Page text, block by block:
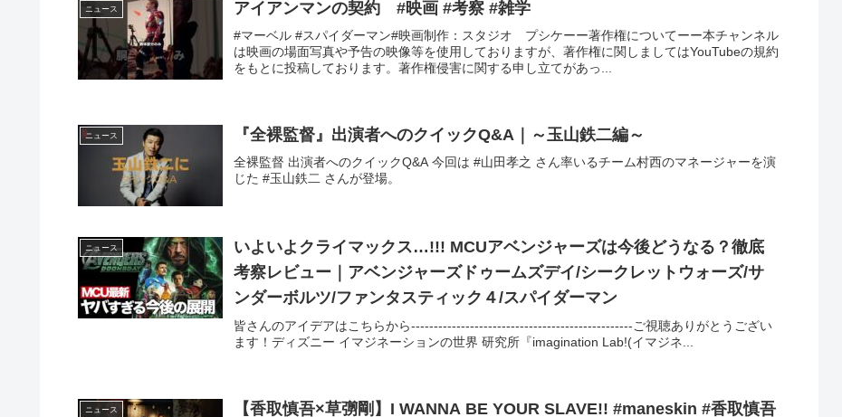
ニュース アイアンマンの契約 #映画 #考察 #雑学
#マーベル #スパイダーマン#映画制作：スタジオ プシケーー著作権についてーー本チャンネル
は映画の場面写真や予告の映像等を使用しておりますが、著作権に関しましてはYouTubeの規約
をもとに投稿しております。著作権侵害に関する申し立てがあっ...
ニュース 『全裸監督』出演者へのクイックQ&A｜～玉山鉄二編～
全裸監督 出演者へのクイックQ&A 今回は #山田孝之 さん率いるチーム村西のマネージャーを演
じた #玉山鉄二 さんが登場。
ニュース
いよいよクライマックス…!!! MCUアベンジャーズは今後どうなる？徹底
考察レビュー｜アベンジャーズドゥームズデイ/シークレットウォーズ/サ
ンダーボルツ/ファンタスティック４/スパイダーマン
皆さんのアイデアはこちらから-------------------------------------------------ご視聴ありがとうござい
ます！ディズニー イマジネーションの世界 研究所『imagination Lab!(イマジネ...
ニュース
【香取慎吾×草彅剛】I WANNA BE YOUR SLAVE!! #maneskin #香取慎吾